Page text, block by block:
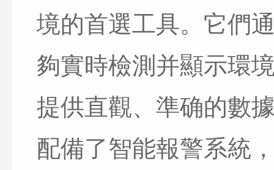
境的首選工具。它們
夠實時檢測并顯示環
提供直觀、準确的數
配備了智能報警系統